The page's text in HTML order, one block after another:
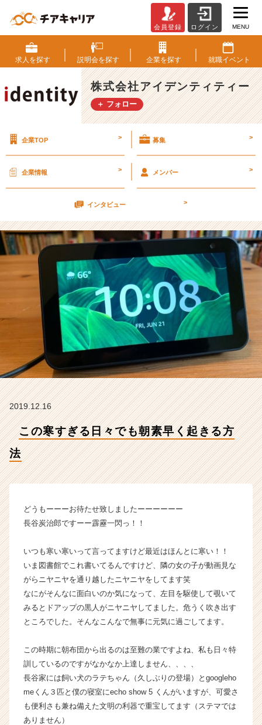
の
寒
す
ぎ
る
日々
素
起
き
方
法
式
会
社
ア
イ
デ
ン
テ
ィ
テ
タ
イ
ベ
ン
ャ
ー・
長
企
業
か
ス
カ
ト
が
届
会員登録 ログイン MENU
求人を探す 説明会を探す 企業を探す 就職イベント
株式会社アイデンティティー
＋ フォロー
企業TOP > 募集 >
企業情報 > メンバー >
インタビュー >
2019.12.16
この寒すぎる日々でも朝素早く起きる方
法
どうもーーーお待たせ致しましたーーーーーー
長谷炭治郎ですーー霹靂一閃っ！！
いつも寒い寒いって言ってますけど最近はほんとに寒い！！
いま図書館でこれ書いてるんですけど、隣の女の子が動画見な
がらニヤニヤを通り越したニヤニヤをしてます笑
なにがそんなに面白いのか気になって、左目を駆使して覗いて
みるとドアップの黒人がニヤニヤしてました。危うく吹き出す
ところでした。そんなこんなで無事に元気に過ごしてます。
この時期に朝布団から出るのは至難の業ですよね、私も日々特
訓しているのですがなかなか上達しません、、、、
長谷家には飼い犬のラテちゃん（久しぶりの登場）とgoogleho
meくん３匹と僕の寝室にecho show 5 くんがいますが、可愛さ
も便利さも兼ね備えた文明の利器で重宝してます（ステマでは
ありません）